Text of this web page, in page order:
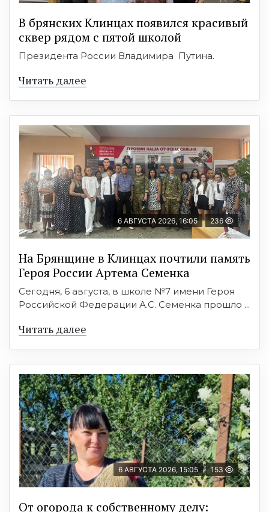
В брянских Клинцах появился красивый
сквер рядом с пятой школой
Президента России Владимира Путина.
Читать далее
6 АВГУСТА 2026, 16:05 236
На Брянщине в Клинцах почтили память
Героя России Артема Семенка
Сегодня, 6 августа, в школе №7 имени Героя
Российской Федерации А.С. Семенка прошло ...
Читать далее
6 АВГУСТА 2026, 15:05 153
От огорода к собственному делу: